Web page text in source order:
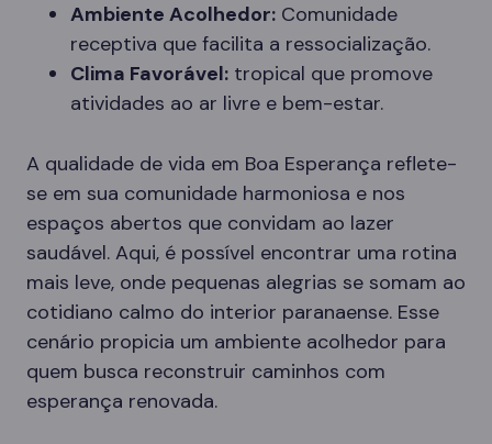
Ambiente Acolhedor: Comunidade
receptiva que facilita a ressocialização.
Clima Favorável: tropical que promove
atividades ao ar livre e bem-estar.
A qualidade de vida em Boa Esperança reflete-
se em sua comunidade harmoniosa e nos
espaços abertos que convidam ao lazer
saudável. Aqui, é possível encontrar uma rotina
mais leve, onde pequenas alegrias se somam ao
cotidiano calmo do interior paranaense. Esse
cenário propicia um ambiente acolhedor para
quem busca reconstruir caminhos com
esperança renovada.